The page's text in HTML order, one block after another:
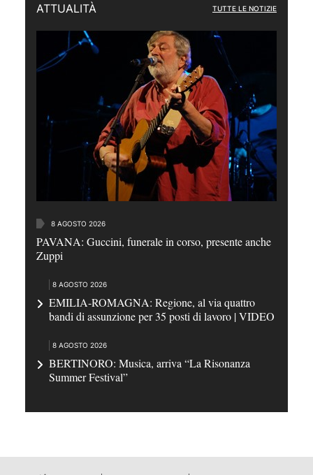
ATTUALITÀ TUTTE LE NOTIZIE
8 AGOSTO 2026
PAVANA: Guccini, funerale in corso, presente anche
Zuppi
8 AGOSTO 2026
EMILIA-ROMAGNA: Regione, al via quattro
bandi di assunzione per 35 posti di lavoro | VIDEO
8 AGOSTO 2026
BERTINORO: Musica, arriva “La Risonanza
Summer Festival”